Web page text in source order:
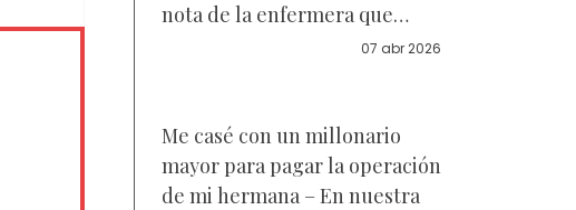
nota de la enfermera que
decía: "Tu esposo te miente.
07 abr 2026
Me casé con un millonario
mayor para pagar la operación
de mi hermana – En nuestra